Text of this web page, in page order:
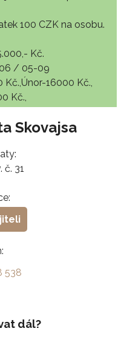
100 CZK na osobu.
Kč.
/ 05-09
16000 Kč.,
Kč.,
Skovajsa
č. 31
538
dál?